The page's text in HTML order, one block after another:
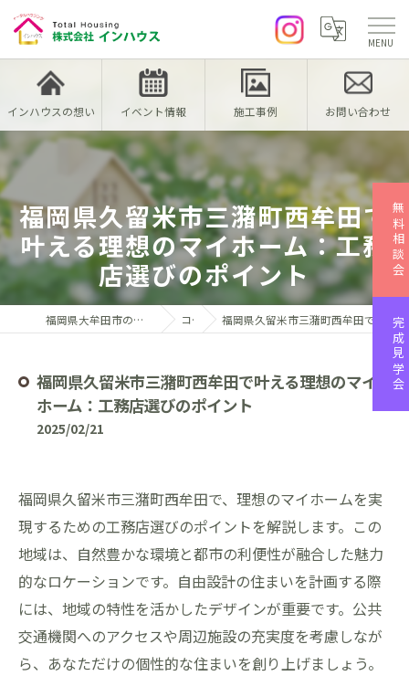
インハウスの想い イベント情報 施工事例 お問い合わせ
福岡県久留米市三潴町西牟田で
叶える理想のマイホーム：工務
店選びのポイント
福岡県大牟田市の注文住宅なら株式会社インハウス コラム 福岡県久留米市三潴町西牟田で叶える理想のマイホーム：工務店選びのポイント
福岡県久留米市三潴町西牟田で叶える理想のマイ
ホーム：工務店選びのポイント
2025/02/21
福岡県久留米市三潴町西牟田で、理想のマイホームを実
現するための工務店選びのポイントを解説します。この
地域は、自然豊かな環境と都市の利便性が融合した魅力
的なロケーションです。自由設計の住まいを計画する際
には、地域の特性を活かしたデザインが重要です。公共
交通機関へのアクセスや周辺施設の充実度を考慮しなが
ら、あなただけの個性的な住まいを創り上げましょう。
無料相談会
完成見学会